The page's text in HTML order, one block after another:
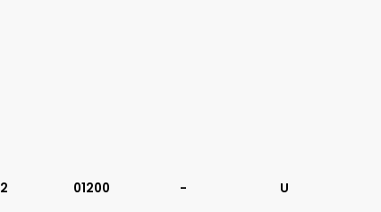
2 01200 - U